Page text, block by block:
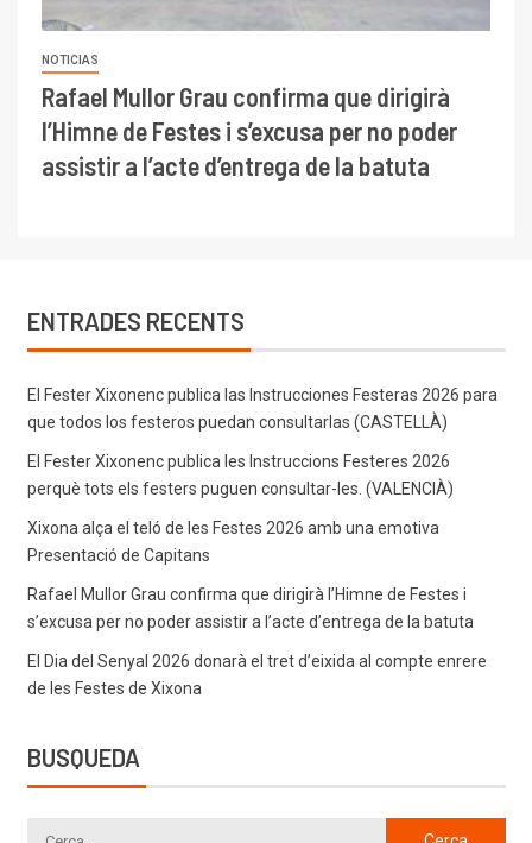
NOTICIAS
Rafael Mullor Grau confirma que dirigirà
l’Himne de Festes i s’excusa per no poder
assistir a l’acte d’entrega de la batuta
ENTRADES RECENTS
El Fester Xixonenc publica las Instrucciones Festeras 2026 para
que todos los festeros puedan consultarlas (CASTELLÀ)
El Fester Xixonenc publica les Instruccions Festeres 2026
perquè tots els festers puguen consultar-les. (VALENCIÀ)
Xixona alça el teló de les Festes 2026 amb una emotiva
Presentació de Capitans
Rafael Mullor Grau confirma que dirigirà l’Himne de Festes i
s’excusa per no poder assistir a l’acte d’entrega de la batuta
El Dia del Senyal 2026 donarà el tret d’eixida al compte enrere
de les Festes de Xixona
BUSQUEDA